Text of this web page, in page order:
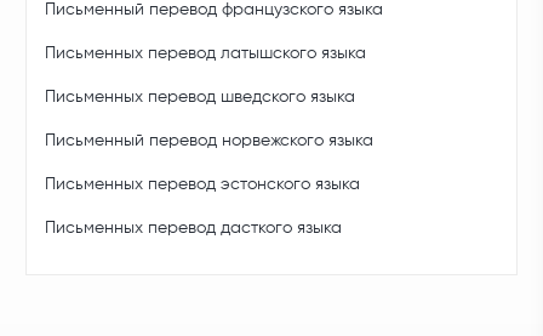
Письменный перевод французского языка
Письменных перевод латышского языка
Письменных перевод шведского языка
Письменный перевод норвежского языка
Письменных перевод эстонского языка
Письменных перевод дасткого языка